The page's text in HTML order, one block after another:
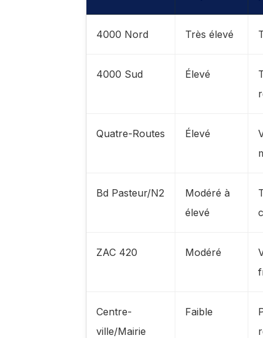
4000 Nord Très élevé
4000 Sud Élevé
Quatre-Routes Élevé
Bd Pasteur/N2
Modéré à
élevé
ZAC 420 Modéré
Centre-
ville/Mairie
Faible